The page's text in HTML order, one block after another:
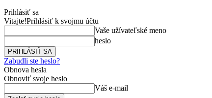
Prihlásiť sa
Vitajte!Prihlásiť k svojmu účtu
Vaše užívateľské meno
heslo
Zabudli ste heslo?
Obnova hesla
Obnoviť svoje heslo
Váš e-mail